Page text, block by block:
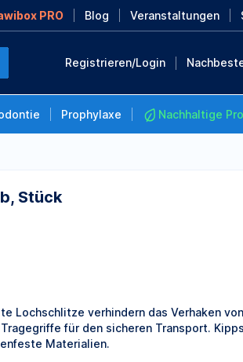
PRO Blog Veranstaltungen
Registrieren/Login
Prophylaxe Nachhaltige
MEHR
Stück
Lochschlitze verhindern das Verhaken
für den sicheren Transport.
Materialien.